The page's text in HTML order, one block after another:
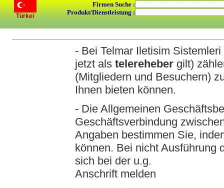
Türkei
Firmen Suche :
Produkt/Dienstleistung :
- Bei Telmar Iletisim
jetzt als telereheber gilt)
(Mitgliedern und Besuchern)
Ihnen bieten können.
- Die Allgemeinen
Geschäftsverbindung
Angaben bestimmen Sie,
können. Bei nicht Ausführung
sich bei der u.g.
Anschrift melden